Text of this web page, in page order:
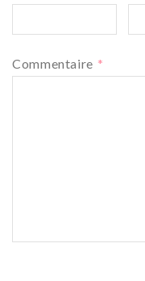
Commentaire *